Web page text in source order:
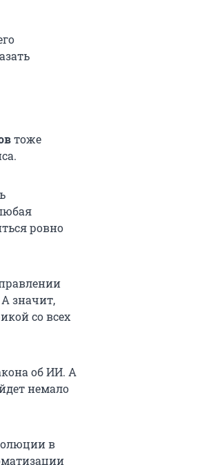
тоже
ровно
А значит,
со всех
об ИИ. А
немало
в